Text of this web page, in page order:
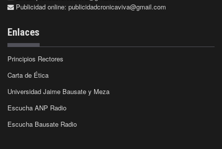
Publicidad online: publicidadcronicaviva@gmail.com
Enlaces
Principios Rectores
Carta de Ética
Universidad Jaime Bausate y Meza
Escucha ANP Radio
Escucha Bausate Radio